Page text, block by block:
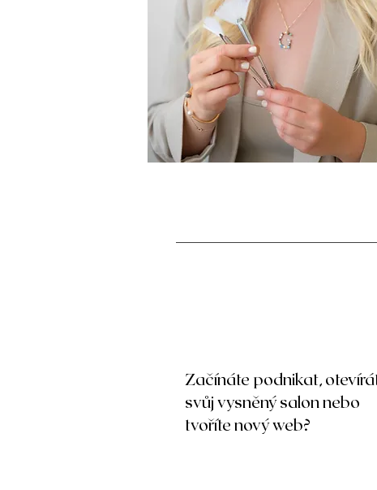
Začínáte podnikat,
svůj vysněný salon nebo
tvoříte nový web?